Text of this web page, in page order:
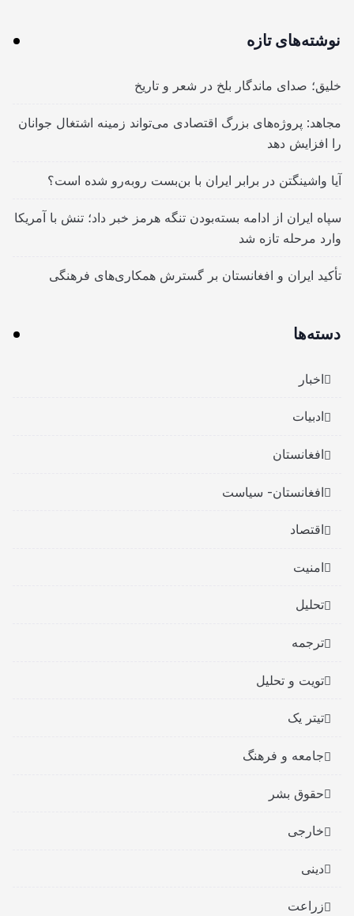
نوشته‌های تازه
خلیق؛ صدای ماندگار بلخ در شعر و تاریخ
مجاهد: پروژه‌های بزرگ اقتصادی می‌تواند زمینه اشتغال جوانان
را افزایش دهد
آیا واشینگتن در برابر ایران با بن‌بست روبه‌رو شده است؟
سپاه ایران از ادامه بسته‌بودن تنگه هرمز خبر داد؛ تنش با آمریکا
وارد مرحله تازه شد
تأکید ایران و افغانستان بر گسترش همکاری‌های فرهنگی
دسته‌ها
اخبار
ادبیات
افغانستان
افغانستان- سیاست
اقتصاد
امنیت
تحلیل
ترجمه
تویت و تحلیل
تیتر یک
جامعه و فرهنگ
حقوق بشر
خارجی
دینی
زراعت